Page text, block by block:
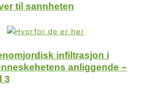
til sannheten
infiltrasjon i
anliggende –
3